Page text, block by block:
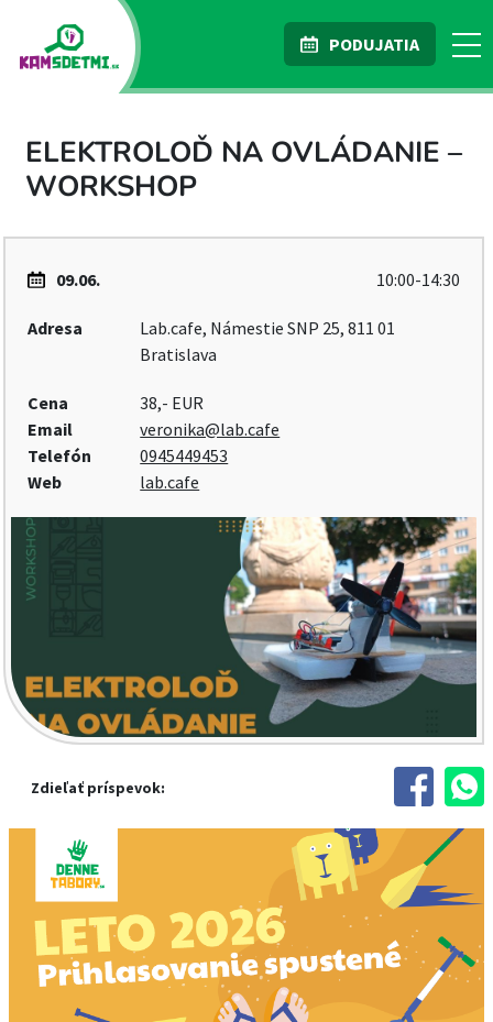
PODUJATIA
ELEKTROLOĎ NA OVLÁDANIE –
WORKSHOP
09.06. 10:00-14:30
Adresa
Lab.cafe, Námestie SNP 25, 811 01
Bratislava
Cena
38,- EUR
Email
veronika@lab.cafe
Telefón
0945449453
Web
lab.cafe
Zdieľať príspevok: